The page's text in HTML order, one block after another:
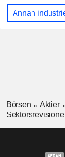
Annan
Börsen Aktier